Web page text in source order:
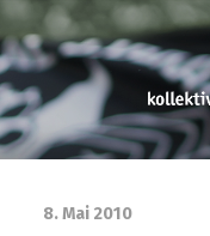
8. Mai 2010